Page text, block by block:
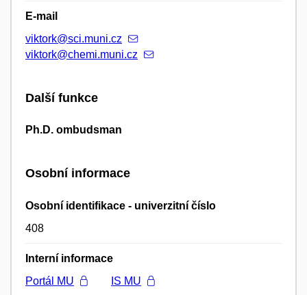
E-mail
viktork@sci.muni.cz
viktork@chemi.muni.cz
Další funkce
Ph.D. ombudsman
Osobní informace
Osobní identifikace - univerzitní číslo
408
Interní informace
Portál MU
IS MU